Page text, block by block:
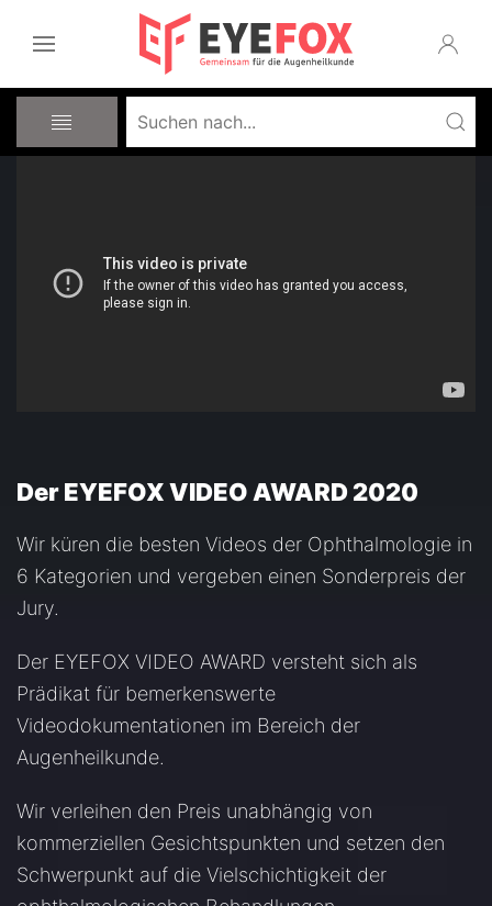
Der EYEFOX VIDEO AWARD 2020
Wir küren die besten Videos der Ophthalmologie in
6 Kategorien und vergeben einen Sonderpreis der
Jury.
Der EYEFOX VIDEO AWARD versteht sich als
Prädikat für bemerkenswerte
Videodokumentationen im Bereich der
Augenheilkunde.
Wir verleihen den Preis unabhängig von
kommerziellen Gesichtspunkten und setzen den
Schwerpunkt auf die Vielschichtigkeit der